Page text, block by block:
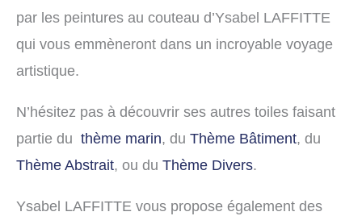
par les peintures au couteau d’Ysabel LAFFITTE
qui vous emmèneront dans un incroyable voyage
artistique.
N’hésitez pas à découvrir ses autres toiles faisant
partie du thème marin, du Thème Bâtiment, du
Thème Abstrait, ou du Thème Divers.
Ysabel LAFFITTE vous propose également des